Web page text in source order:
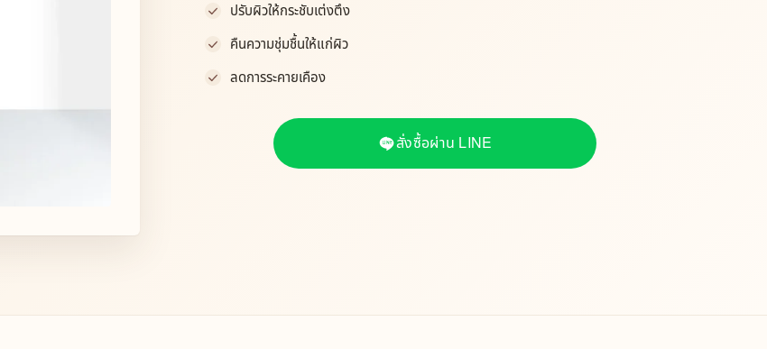
ปรับผิวให้กระชับเต่งตึง
คืนความชุ่มชื้นให้แก่ผิว
ลดการระคายเคือง
สั่งซื้อผ่าน LINE